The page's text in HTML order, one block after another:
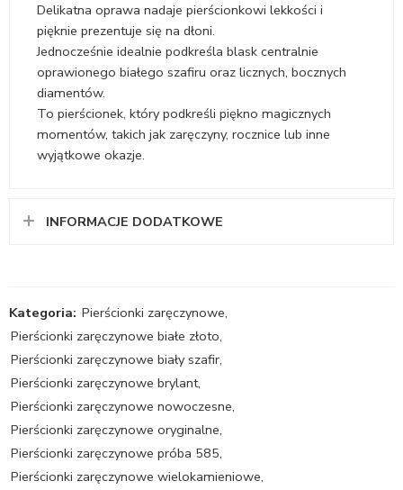
Delikatna oprawa nadaje pierścionkowi lekkości i
pięknie prezentuje się na dłoni.
Jednocześnie idealnie podkreśla blask centralnie
oprawionego białego szafiru oraz licznych, bocznych
diamentów.
To pierścionek, który podkreśli piękno magicznych
momentów, takich jak zaręczyny, rocznice lub inne
wyjątkowe okazje.
INFORMACJE DODATKOWE
Kategoria: Pierścionki zaręczynowe,
Pierścionki zaręczynowe białe złoto,
Pierścionki zaręczynowe biały szafir,
Pierścionki zaręczynowe brylant,
Pierścionki zaręczynowe nowoczesne,
Pierścionki zaręczynowe oryginalne,
Pierścionki zaręczynowe próba 585,
Pierścionki zaręczynowe wielokamieniowe,